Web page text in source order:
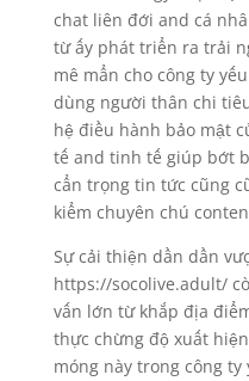
chat liên đới and cá
từ ấy phát triển ra trải
mê mẩn cho công ty
dùng người thân chi
hệ điều hành bảo mật
tế and tinh tế giúp bớt
cẩn trọng tin tức cũng
kiểm chuyên chú
Sự cải thiện dần dần
https://socolive.adult/
vấn lớn từ khắp địa
thực chừng độ xuất
móng này trong công